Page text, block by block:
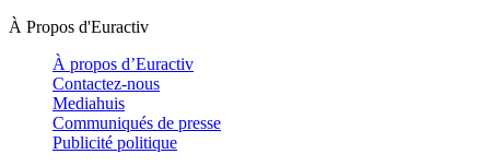
À Propos d'Euractiv
À propos d’Euractiv
Contactez-nous
Mediahuis
Communiqués de presse
Publicité politique